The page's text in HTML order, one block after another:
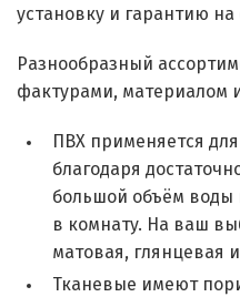
установку и гарантию на
Разнообразный
фактурами, материалом
ПВХ применяется
благодаря
большой объём воды
в комнату. На ваш
матовая, глянцевая
Тканевые имеют